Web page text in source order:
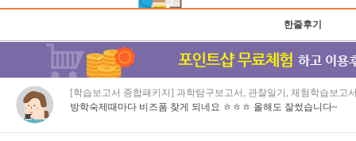
한줄후기
[학습보고서 종합패키지] 과학탐구보고서, 관찰일기, 체험학습보고
방학숙제때마다 비즈폼 찾게 되네요 ㅎㅎㅎ 올해도 잘썼습니다~